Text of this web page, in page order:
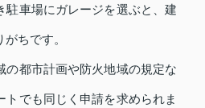
駐車場にガレージを選ぶと、建
ちです。
の都市計画や防火地域の規定な
トでも同じく申請を求められま